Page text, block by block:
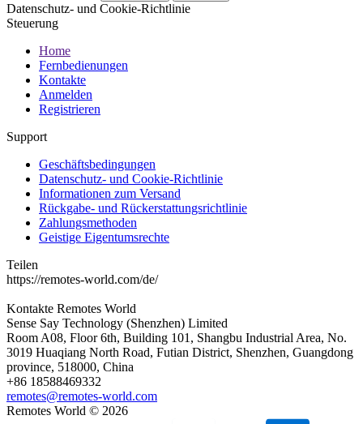
Datenschutz- und Cookie-Richtlinie
Steuerung
Home
Fernbedienungen
Kontakte
Anmelden
Registrieren
Support
Geschäftsbedingungen
Datenschutz- und Cookie-Richtlinie
Informationen zum Versand
Rückgabe- und Rückerstattungsrichtlinie
Zahlungsmethoden
Geistige Eigentumsrechte
Teilen
https://remotes-world.com/de/
Kontakte Remotes World
Sense Say Technology (Shenzhen) Limited
Room A08, Floor 6th, Building 101, Shangbu Industrial Area, No.
3019 Huaqiang North Road, Futian District, Shenzhen, Guangdong
province, 518000, China
+86 18588469332
remotes@remotes-world.com
Remotes World © 2026